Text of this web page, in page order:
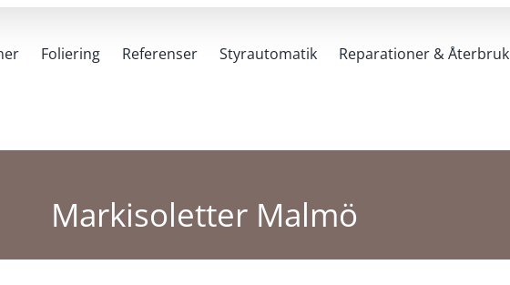
Foliering Referenser Styrautomatik Reparationer & Återbruk
Markisoletter Malmö